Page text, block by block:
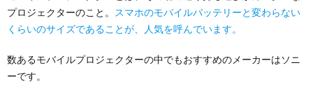
プロジェクターのこと。 スマホのモバイルバッテリーと変わらない
くらいのサイズであることが、人気を呼んでいます。
数あるモバイルプロジェクターの中でもおすすめのメーカーはソニ
ーです。